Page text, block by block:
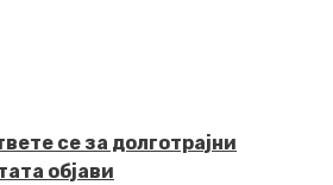
се за долготрајни
објави